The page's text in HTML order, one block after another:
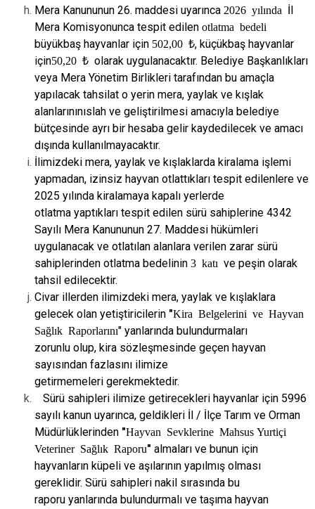
Mera Kanununun 26. maddesi uyarınca 2026 yılında İl
Mera Komisyonunca tespit edilen otlatma bedeli
büyükbaş hayvanlar için 502,00 ₺, küçükbaş hayvanlar
için50,20 ₺ olarak uygulanacaktır. Belediye Başkanlıkları
veya Mera Yönetim Birlikleri tarafından bu amaçla
yapılacak tahsilat o yerin mera, yaylak ve kışlak
alanlarınınıslah ve geliştirilmesi amacıyla belediye
bütçesinde ayrı bir hesaba gelir kaydedilecek ve amacı
dışında kullanılmayacaktır.
İlimizdeki mera, yaylak ve kışlaklarda kiralama işlemi
yapmadan, izinsiz hayvan otlattıkları tespit edilenlere ve
2025 yılında kiralamaya kapalı yerlerde
otlatma yaptıkları tespit edilen sürü sahiplerine 4342
Sayılı Mera Kanununun 27. Maddesi hükümleri
uygulanacak ve otlatılan alanlara verilen zarar sürü
sahiplerinden otlatma bedelinin 3 katı ve peşin olarak
tahsil edilecektir.
Civar illerden ilimizdeki mera, yaylak ve kışlaklara
gelecek olan yetiştiricilerin "Kira Belgelerini ve Hayvan
Sağlık Raporlarını" yanlarında bulundurmaları
zorunlu olup, kira sözleşmesinde geçen hayvan
sayısından fazlasını ilimize
getirmemeleri gerekmektedir.
Sürü sahipleri ilimize getirecekleri hayvanlar için 5996
sayılı kanun uyarınca, geldikleri İl / İlçe Tarım ve Orman
Müdürlüklerinden "Hayvan Sevklerine Mahsus Yurtiçi
Veteriner Sağlık Raporu" almaları ve bunun için
hayvanların küpeli ve aşılarının yapılmış olması
gereklidir. Sürü sahipleri nakil sırasında bu
raporu yanlarında bulundurmalı ve taşıma hayvan